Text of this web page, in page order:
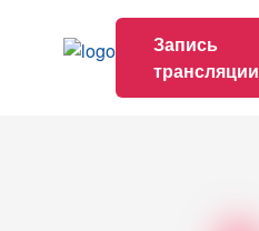
Запись
трансляции